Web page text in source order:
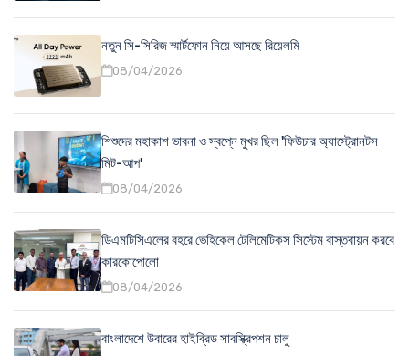
নতুন সি-সিরিজ স্মার্টফোন নিয়ে আসছে রিয়েলমি
08/04/2026
শিশুদের মহাকাশ ভাবনা ও স্বপ্নে মুখর ছিল 'ফিউচার অ্যাস্ট্রোনটস
মিট-আপ'
08/04/2026
ডিএমটিসিএলের বহরে ভেহিকেল টেলিমেটিকস সিস্টেম বাস্তবায়ন করবে
কারকোপোলো
08/04/2026
বাংলাদেশে উবারের হাইব্রিড সাবস্ক্রিপশন চালু